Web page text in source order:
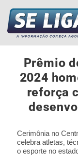
Prêmio
2024
reforça
Cerimônia no
celebra atletas,
o esporte no